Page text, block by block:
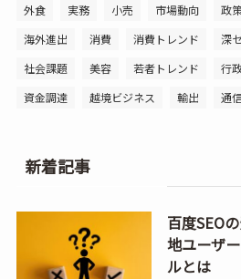
外食
実務 小売 市場動向 政
海外進出
消費 消費トレンド 深
社会課題
美容 若者トレンド 行
資金調達
越境ビジネス 輸出 通
新着記事
百度SEO
地ユーザ
ルとは